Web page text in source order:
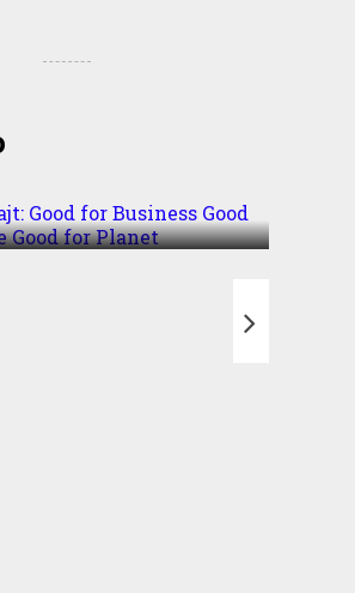
Good for
Good for People